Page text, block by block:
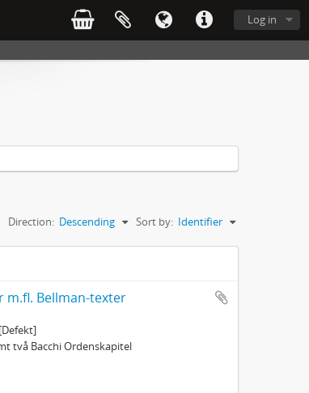
Log in
Sort by: Identifier
Direction: Descending
m.fl. Bellman-texter
två Bacchi Ordenskapitel